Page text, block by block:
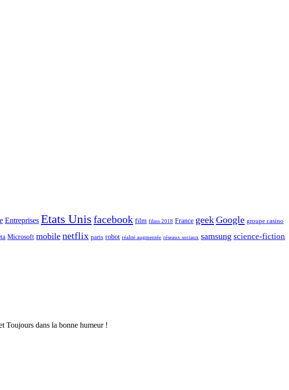
Entreprises Etats Unis facebook film films 2018 France geekGoogle groupe casino
Microsoft mobile netflix paris robot réalité augmentée réseaux sociaux samsung science-fiction
Toujours dans la bonne humeur !